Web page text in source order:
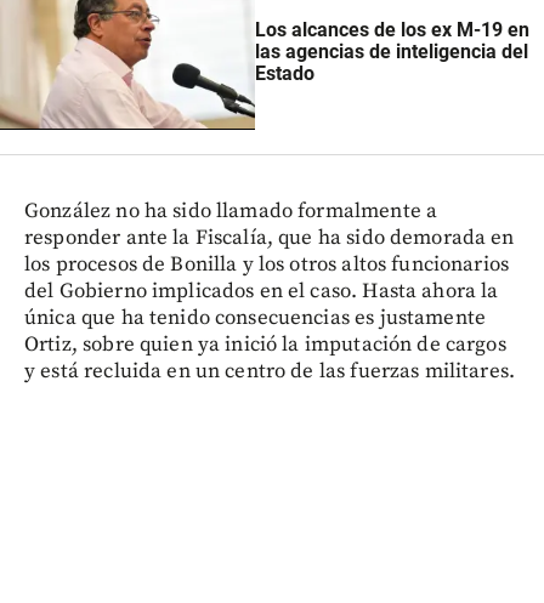
Los alcances de los ex M-19 en
las agencias de inteligencia del
Estado
González no ha sido llamado formalmente a
responder ante la Fiscalía, que ha sido demorada en
los procesos de Bonilla y los otros altos funcionarios
del Gobierno implicados en el caso. Hasta ahora la
única que ha tenido consecuencias es justamente
Ortiz, sobre quien ya inició la imputación de cargos
y está recluida en un centro de las fuerzas militares.